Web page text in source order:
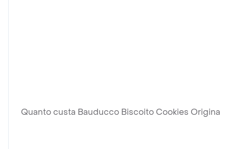
Quanto custa Bauducco Biscoito Cookies Original?